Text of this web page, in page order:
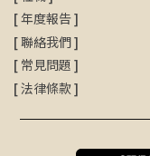
[年度報告]
[聯絡我們]
[常見問題 ]
[法律條款 ]